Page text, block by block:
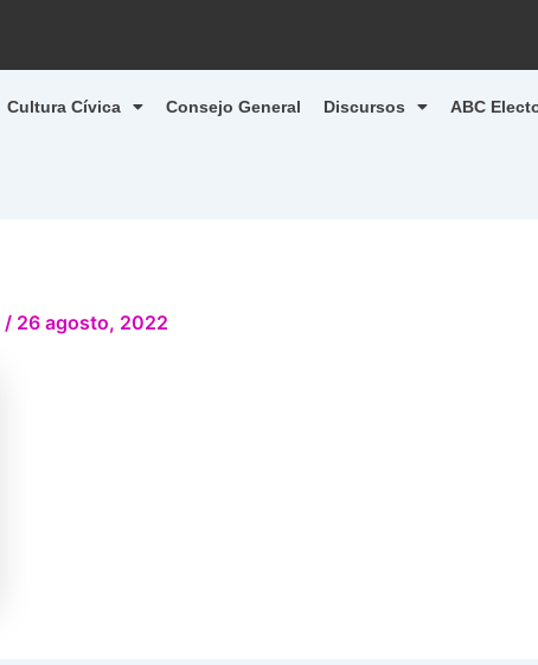
Cultura Cívica Consejo General Discursos ABC
/ 26 agosto, 2022